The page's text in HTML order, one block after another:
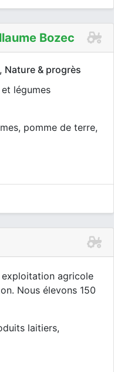
Bozec
& progrès
légumes
pomme de terre,
exploitation agricole
Nous élevons 150
laitiers,